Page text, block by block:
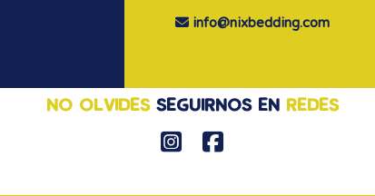
info@nixbedding.com
NO OLVIDESSEGUIRNOS EN REDES